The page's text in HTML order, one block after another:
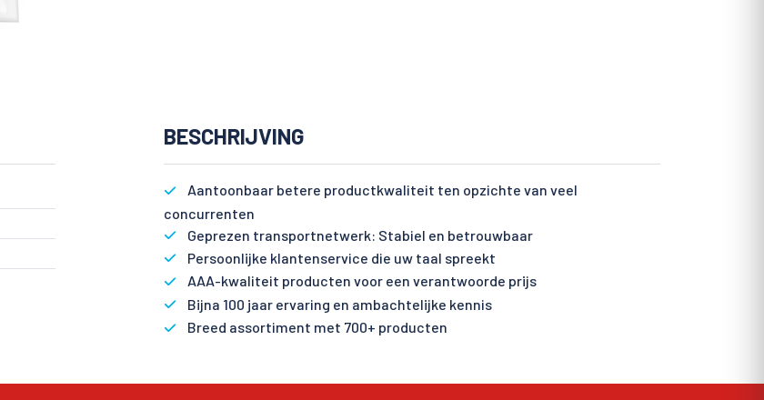
BESCHRIJVING
Aantoonbaar betere productkwaliteit ten opzichte van veel
concurrenten
Geprezen transportnetwerk: Stabiel en betrouwbaar
Persoonlijke klantenservice die uw taal spreekt
AAA-kwaliteit producten voor een verantwoorde prijs
Bijna 100 jaar ervaring en ambachtelijke kennis
Breed assortiment met 700+ producten